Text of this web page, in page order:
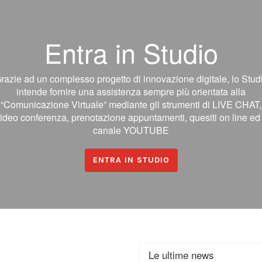
Entra in Studio
ad un complesso progetto di innovazione digitale, lo
intende fornire una assistenza sempre più orientata alla
“Comunicazione Virtuale” mediante gli strumenti di LIVE CHAT,
conferenza, prenotazione appuntamenti, quesiti on line
canale YOUTUBE
ENTRA IN STUDIO
Le ultime news